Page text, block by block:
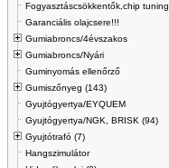
Fogyasztáscsökkentők,chip tuning
Garanciális olajcsere!!!
Gumiabroncs/4évszakos
Gumiabroncs/Nyári
Guminyomás ellenőrző
Gumiszőnyeg (143)
Gyujtógyertya/EYQUEM
Gyujtógyertya/NGK, BRISK (94)
Gyujtótrafó (7)
Hangszimulátor